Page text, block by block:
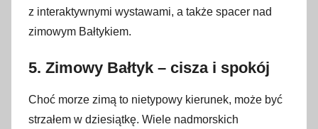
z interaktywnymi wystawami, a także spacer nad
zimowym Bałtykiem.
5. Zimowy Bałtyk – cisza i spokój
Choć morze zimą to nietypowy kierunek, może być
strzałem w dziesiątkę. Wiele nadmorskich